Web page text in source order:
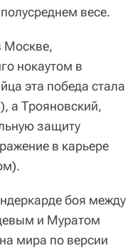
весе.
Москве,
нокаутом в
эта победа стала
а Трояновский,
защиту
в карьере
боя между
и Муратом
мира по версии